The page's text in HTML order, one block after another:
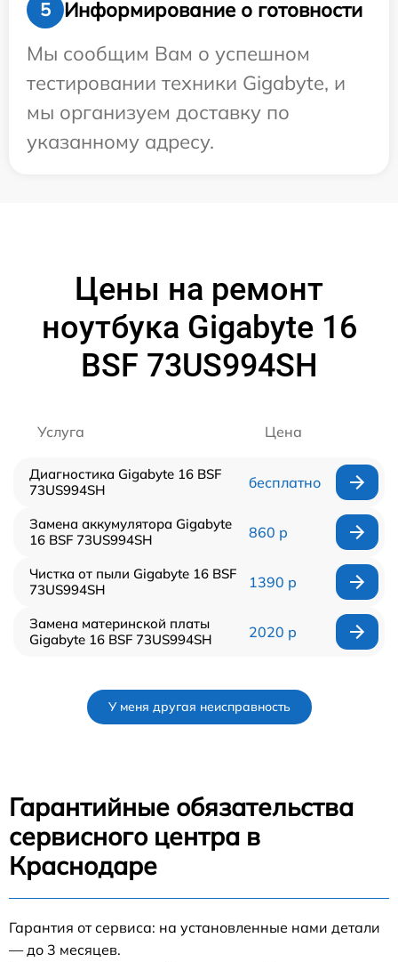
5
Информирование о готовности
Мы сообщим Вам о успешном
тестировании техники Gigabyte, и
мы организуем доставку по
указанному адресу.
Цены на ремонт
ноутбука Gigabyte 16
BSF 73US994SH
Услуга Цена
Диагностика Gigabyte 16 BSF
73US994SH
бесплатно
Замена аккумулятора Gigabyte
16 BSF 73US994SH
860 р
Чистка от пыли Gigabyte 16 BSF
73US994SH
1390 р
Замена материнской платы
Gigabyte 16 BSF 73US994SH
2020 р
У меня другая неисправность
Гарантийные обязательства
сервисного центра в
Краснодаре
Гарантия от сервиса: на установленные нами детали
— до 3 месяцев.